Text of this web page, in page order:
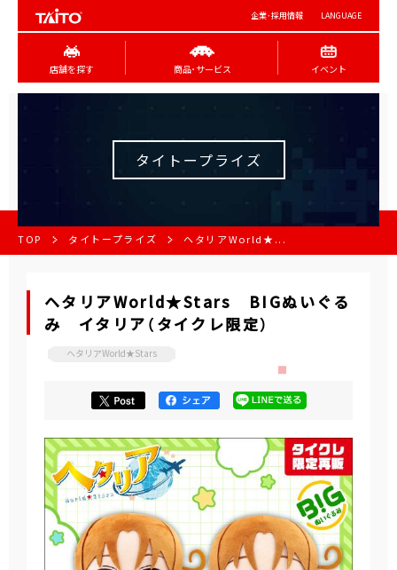
企業･採用情報 LANGUAGE
店舗を探す 商品･サービス イベント
タイトープライズ
TOP タイトープライズ ヘタリアWorld★...
ヘタリアWorld★Stars BIGぬいぐる
み イタリア（タイクレ限定）
ヘタリアWorld★Stars